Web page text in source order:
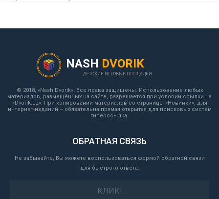
NASH DVORIK
ДЕТСКИЕ ИГРОВЫЕ ПЛОЩАДКИ
© 2018, «Nash Dvorik». Все права защищены. Использование любых
материалов, размещённых на сайте, разрешается при условии ссылки на
«Dvorik.uz». При копировании материалов со страницы «Новинки», для
интернет-изданий – обязательна прямая открытая для поисковых систем
гиперссылка.
ОБРАТНАЯ СВЯЗЬ
Не забывайте, Вы можете воспользоваться формой обратной связи
для быстрого ответа.
КЛИК!